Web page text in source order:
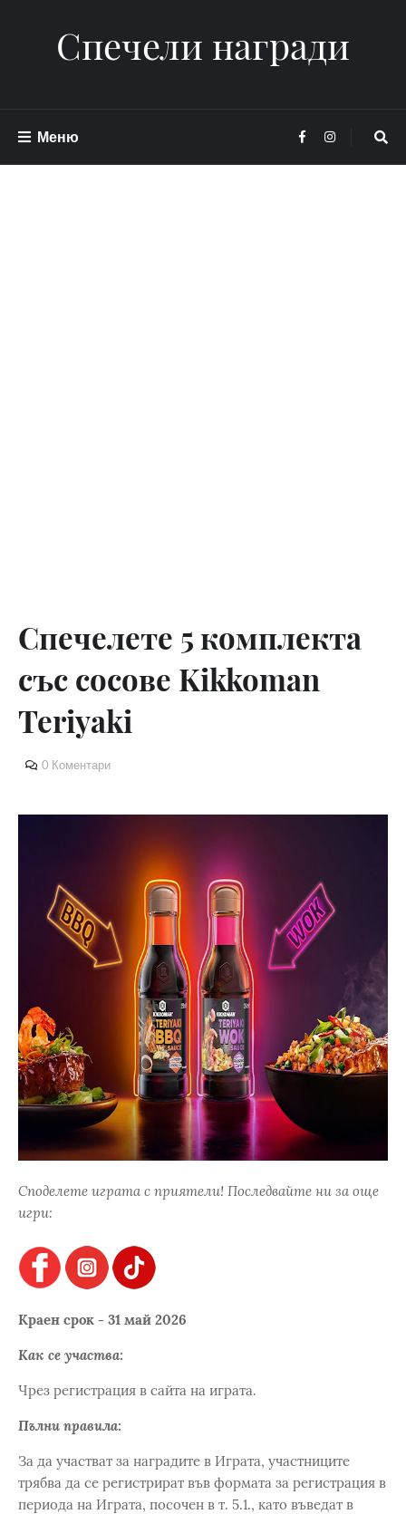
Спечели награди
Меню
Спечелете 5 комплекта
със сосове Kikkoman
Teriyaki
0 Коментари
Споделете играта с приятели! Последвайте ни за още
игри:
Краен срок - 31 май 2026
Как се участва:
Чрез регистрация в сайта на играта.
Пълни правила:
За да участват за наградите в Играта, участниците
трябва да се регистрират във формата за регистрация в
периода на Играта, посочен в т. 5.1., като въведат в